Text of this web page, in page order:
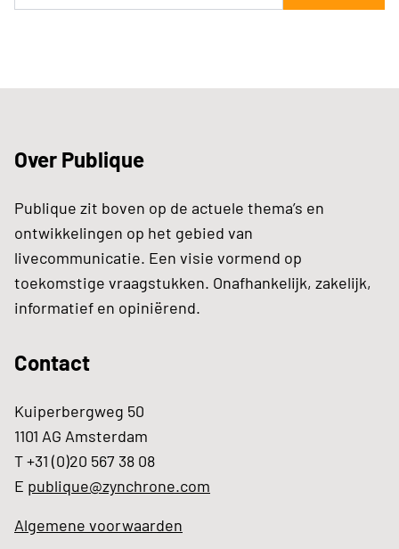
Over Publique
Publique zit boven op de actuele thema’s en
ontwikkelingen op het gebied van
livecommunicatie. Een visie vormend op
toekomstige vraagstukken. Onafhankelijk, zakelijk,
informatief en opiniërend.
Contact
Kuiperbergweg 50
1101 AG Amsterdam
T +31 (0)20 567 38 08
E publique@zynchrone.com
Algemene voorwaarden